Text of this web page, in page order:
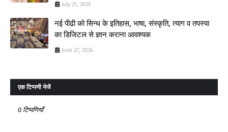
July 21, 2026
नई पीढी को सिन्ध के इतिहास, भाषा, संस्कृति, त्याग व तपस्या
का डिजिटल से ज्ञान कराना आवश्यक
June 27, 2026
एक टिप्पणी भेजें
0 टिप्पणियाँ